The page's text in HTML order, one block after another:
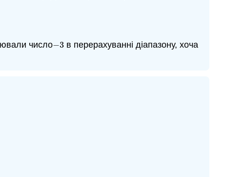
число−3
−3 в перерахуванні діапазону, хоча